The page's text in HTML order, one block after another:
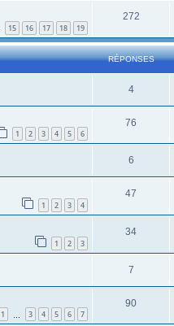
15 16 17 18 19
272
RÉPONSES
4
1 2 3 4 5 6
76
6
1 2 3 4
47
1 2 3
34
7
1 3 4 5 6 7
90